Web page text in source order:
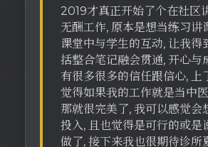
2019才真正开始了个在社区
无酬工作, 原本是想当练习讲
课堂中与学生的互动, 让我得
括整合笔记融会贯通, 开心与
有很多很多的信任跟信心, 上
觉得如果我的工作就是当中
那就很完美了, 我可以感觉会
投入, 且也觉得是可行的或是
做了, 接下来我也很期待诊所